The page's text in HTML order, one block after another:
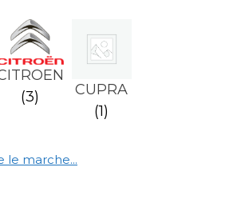
(3)
CUPRA
(1)
le marche...